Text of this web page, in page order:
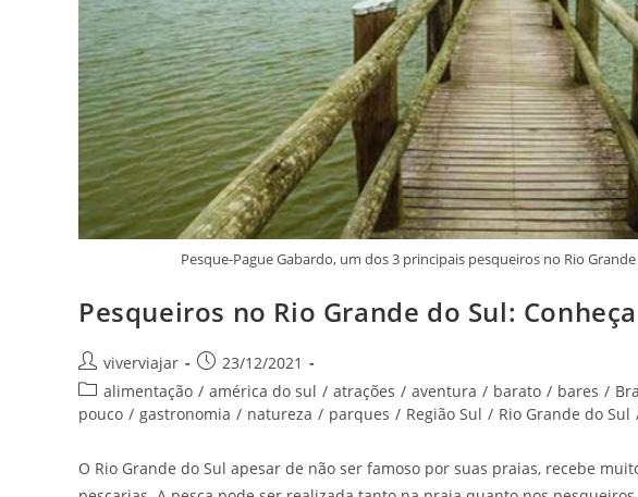
Pesque-Pague Gabardo, um dos 3 principais pesqueiros no Rio
Pesqueiros no Rio Grande do Sul:
Autor
do
post:
viverviajar
Post
publicado:
23/12/2021
Categoria
do
alimentação / américa do sul / atrações / aventura / barato / bares /
pouco / gastronomia / natureza / parques / Região Sul / Rio Grande do Sul
O Rio Grande do Sul apesar de não ser famoso por suas praias, recebe